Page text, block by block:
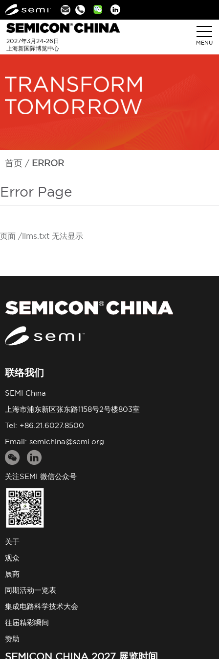
Linkedin
2027年3月24-26日
上海新国际博览中心
MENU
首页 ERROR
Error Page
页面 /llms.txt 无法显示
联络我们
SEMI China
上海市浦东新区张东路1158号2号楼803室
Tel: +86.21.6027.8500
Email: semichina@semi.org
关注SEMI 微信公众号
关于
观众
展商
同期活动一览表
集成电路科学技术大会
往届精彩瞬间
赞助
SEMICON CHINA 2027 展览时间